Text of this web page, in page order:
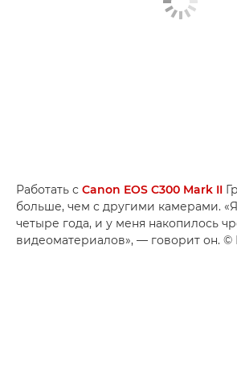
Работать с Canon EOS C300 Mark II
больше, чем с другими камерами.
четыре года, и у меня накопилось
видеоматериалов», — говорит он. ©